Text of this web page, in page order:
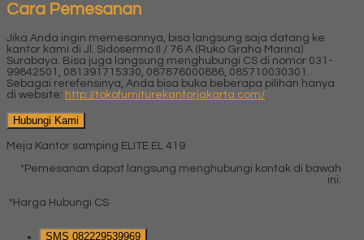
Cara Pemesanan
Jika Anda ingin memesannya, bisa langsung saja datang ke
kantor kami di Jl. Sidosermo II / 76 A (Ruko Graha Marina)
Surabaya. Bisa juga langsung menghubungi CS di nomor 031-
99842501, 081391715330, 087876000886, 085710030301.
Sebagai rerefensinya, Anda bisa buka beberapa pilihan hanya
di website: http://tokofurniturekantorjakarta.com/
Hubungi Kami
Meja Kantor samping ELITE EL 419
*Pemesanan dapat langsung menghubungi kontak di bawah
ini:
*Harga Hubungi CS
SMS 082229539969